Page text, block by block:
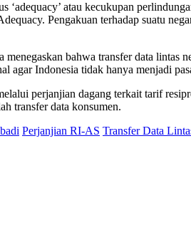
atau kecukupan
Pengakuan terhadap suatu
bahwa transfer data
agar Indonesia tidak hanya menjadi
perjanjian dagang terkait tarif
transfer data konsumen.
Perjanjian RI-AS Transfer Data